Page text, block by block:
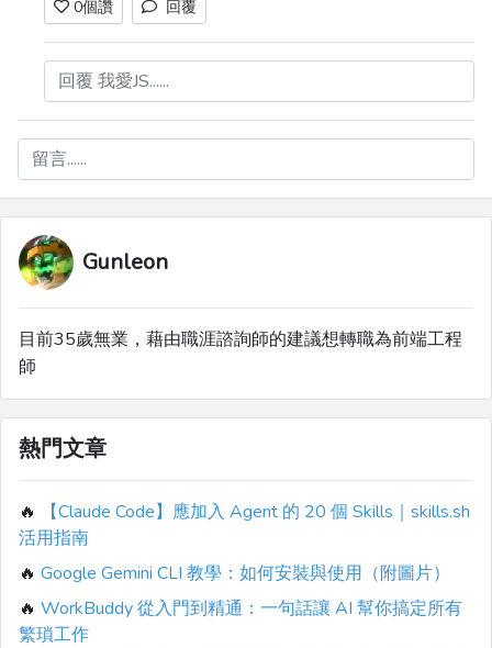
0個讚 回覆
回覆 我愛JS......
留言......
Gunleon
目前35歲無業，藉由職涯諮詢師的建議想轉職為前端工程
師
熱門文章
🔥
【Claude Code】應加入 Agent 的 20 個 Skills｜skills.sh
活用指南
🔥 Google Gemini CLI 教學：如何安裝與使用（附圖片）
🔥 WorkBuddy 從入門到精通：一句話讓 AI 幫你搞定所有
繁瑣工作